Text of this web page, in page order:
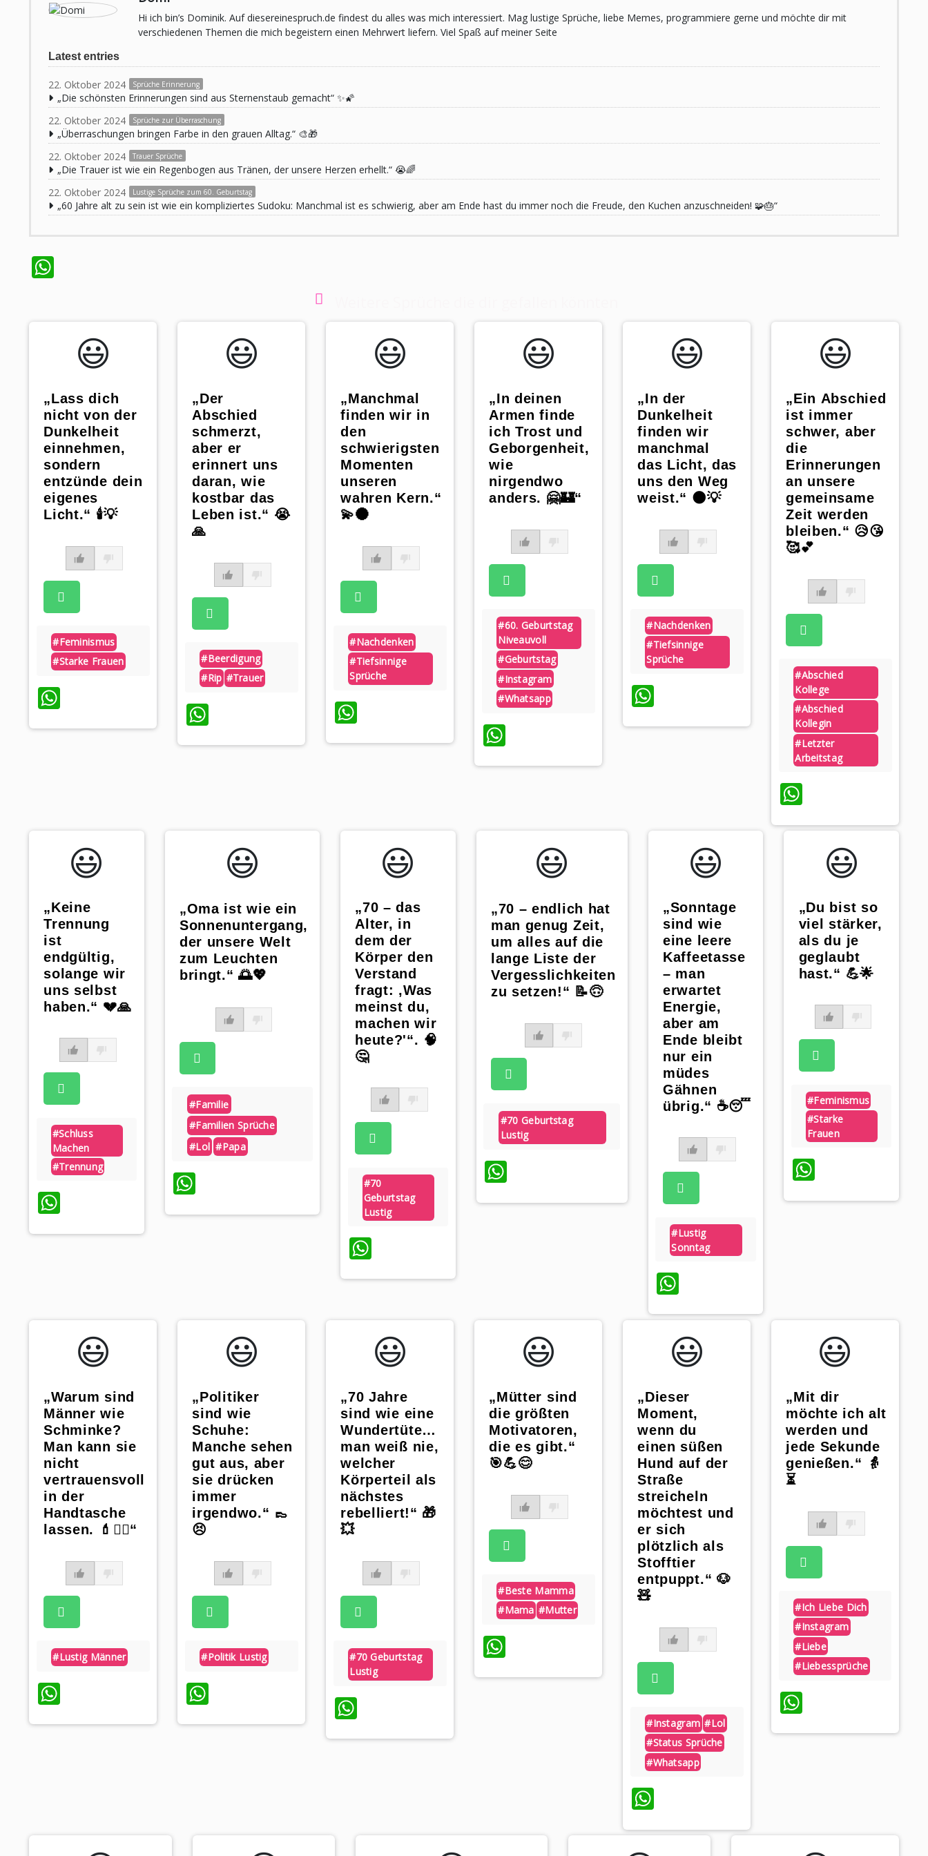
Hi ich bin’s Dominik. Auf diesereinespruch.de findest du alles was mich interessiert. Mag lustige Sprüche, liebe Memes, programmiere gerne und möchte dir mit
verschiedenen Themen die mich begeistern einen Mehrwert liefern. Viel Spaß auf meiner Seite
Latest entries
22. Oktober 2024 Sprüche Erinnerung
„Die schönsten Erinnerungen sind aus Sternenstaub gemacht“ ✨🌠
22. Oktober 2024
Sprüche zur Überraschung
„Überraschungen bringen Farbe in den grauen Alltag.“ 🎨🎁
22. Oktober 2024
Trauer Sprüche
„Die Trauer ist wie ein Regenbogen aus Tränen, der unsere Herzen erhellt.“ 😭🌈
22. Oktober 2024
Lustige Sprüche zum 60. Geburtstag
„60 Jahre alt zu sein ist wie ein kompliziertes Sudoku: Manchmal ist es schwierig, aber am Ende hast du immer noch die Freude, den Kuchen anzuschneiden! 🧩🎂“
😃️
„Lass dich
nicht von der
Dunkelheit
einnehmen,
sondern
entzünde dein
eigenes
Licht.“ 🕯️💡
#feminismus
#starke Frauen
WhatsApp
😃️
„Der
Abschied
schmerzt,
aber er
erinnert uns
daran, wie
kostbar das
Leben ist.“ 😭
🙏
#beerdigung
#rip #trauer
WhatsApp
😃️
„Manchmal
finden wir in
den
schwierigsten
Momenten
unseren
wahren Kern.“
💫🌑
#nachdenken
#tiefsinnige
Sprüche
WhatsApp
😃️
„In deinen
Armen finde
ich Trost und
Geborgenheit,
wie
nirgendwo
anders. 🤗🏰“
#60. Geburtstag
Niveauvoll
#geburtstag
#instagram
#whatsapp
WhatsApp
😃️
„In der
Dunkelheit
finden wir
manchmal
das Licht, das
uns den Weg
weist.“ 🌑💡
#nachdenken
#tiefsinnige
Sprüche
WhatsApp
😃️
„Ein Abschied
ist immer
schwer, aber
die
Erinnerungen
an unsere
gemeinsame
Zeit werden
bleiben.“ 😥😘
🥰💕
#abschied
Kollege
#abschied
Kollegin
#letzter
Arbeitstag
WhatsApp
😃️
„Keine
Trennung
ist
endgültig,
solange wir
uns selbst
haben.“ 💔🙏
#schluss
Machen
#trennung
WhatsApp
😃️
„Oma ist wie ein
Sonnenuntergang,
der unsere Welt
zum Leuchten
bringt.“ 🌅💖
#familie
#familien Sprüche
#lol #papa
😃️
„70 – das
Alter, in
dem der
Körper den
Verstand
fragt: ‚Was
meinst du,
machen wir
heute?'“. 🧠
🤔
#70
Geburtstag
Lustig
WhatsApp
😃️
„70 – endlich hat
man genug Zeit,
um alles auf die
lange Liste der
Vergesslichkeiten
zu setzen!“ 📝🙃
#70 Geburtstag
Lustig
😃️
„Sonntage
sind wie
eine leere
Kaffeetasse
– man
erwartet
Energie,
aber am
Ende bleibt
nur ein
müdes
Gähnen
übrig.“ ☕️😴
#lustig
Sonntag
😃️
„Du bist so
viel stärker,
als du je
geglaubt
hast.“ 💪🌟
#feminismus
#starke
Frauen
WhatsApp
😃️
„Warum sind
Männer wie
Schminke?
Man kann sie
nicht
vertrauensvoll
in der
Handtasche
lassen. 💄🙅‍♀️“
#lustig Männer
WhatsApp
😃️
„Politiker
sind wie
Schuhe:
Manche sehen
gut aus, aber
sie drücken
immer
irgendwo.“ 👞
😣
#politik Lustig
WhatsApp
😃️
„70 Jahre
sind wie eine
Wundertüte…
man weiß nie,
welcher
Körperteil als
nächstes
rebelliert!“ 🎁
💥
#70 Geburtstag
Lustig
WhatsApp
😃️
„Mütter sind
die größten
Motivatoren,
die es gibt.“
🎯💪😊
#beste Mamma
#mama #mutter
WhatsApp
😃️
„Dieser
Moment,
wenn du
einen süßen
Hund auf der
Straße
streicheln
möchtest und
er sich
plötzlich als
Stofftier
entpuppt.“ 🐶
🧸
#instagram #lol
#status Sprüche
#whatsapp
WhatsApp
😃️
„Mit dir
möchte ich alt
werden und
jede Sekunde
genießen.“ 👵
⏳
#ich Liebe Dich
#instagram
#liebe
#liebessprüche
WhatsApp